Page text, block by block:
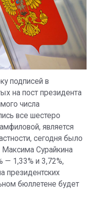
подписей в
на пост президента
числа
все шестеро
является
сегодня было
Максима Сурайкина
— 1,33% и 3,72%,
президентских
бюллетене будет